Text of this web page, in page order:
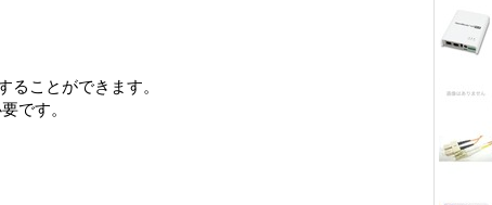
ることができます。
です。